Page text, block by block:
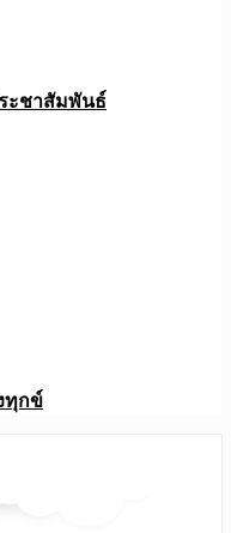
ะชาสัมพันธ์
ทุกข์